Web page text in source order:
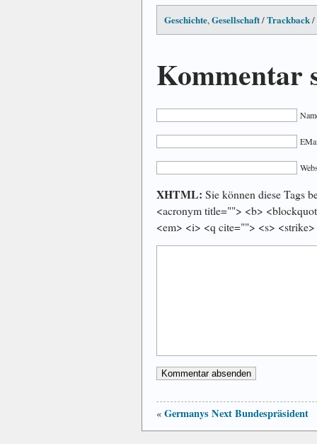
Geschichte,Gesellschaft/Trackback/
Kommentar
XHTML: Sie können diese Tags
<acronym title=""> <b>
<em> <i> <q cite=""> <s>
« Germanys Next Bundespräsident